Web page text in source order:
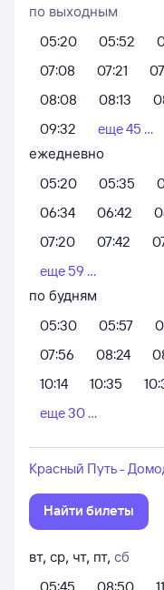
по выходным
05:20
05:52
07:08
07:21
08:08
08:13
09:32
еще 45 ...
ежедневно
05:20
05:35
06:34
06:42
07:20
07:42
еще 59 ...
по будням
05:30
05:57
07:56
08:24
10:14
10:35
еще 30 ...
Красный Путь -
Найти билеты
вт, ср, чт, пт, сб